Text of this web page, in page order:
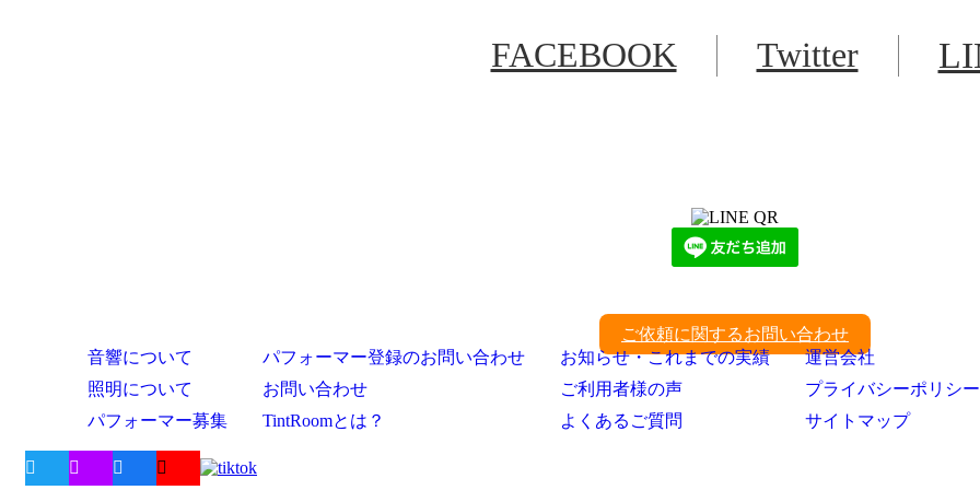
FACEBOOK Twitter
ご依頼に関するお問い合わせ
音響について
照明について
パフォーマー募集
パフォーマー登録のお問い合わせ
お問い合わせ
TintRoomとは？
お知らせ・これまでの実績
ご利用者様の声
よくあるご質問
運営会社
プライバシーポリシー
サイトマップ